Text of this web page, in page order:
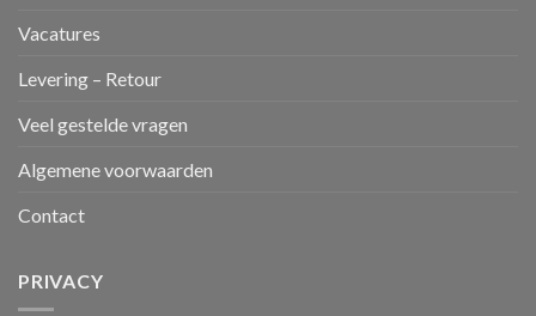
Vacatures
Levering – Retour
Veel gestelde vragen
Algemene voorwaarden
Contact
PRIVACY